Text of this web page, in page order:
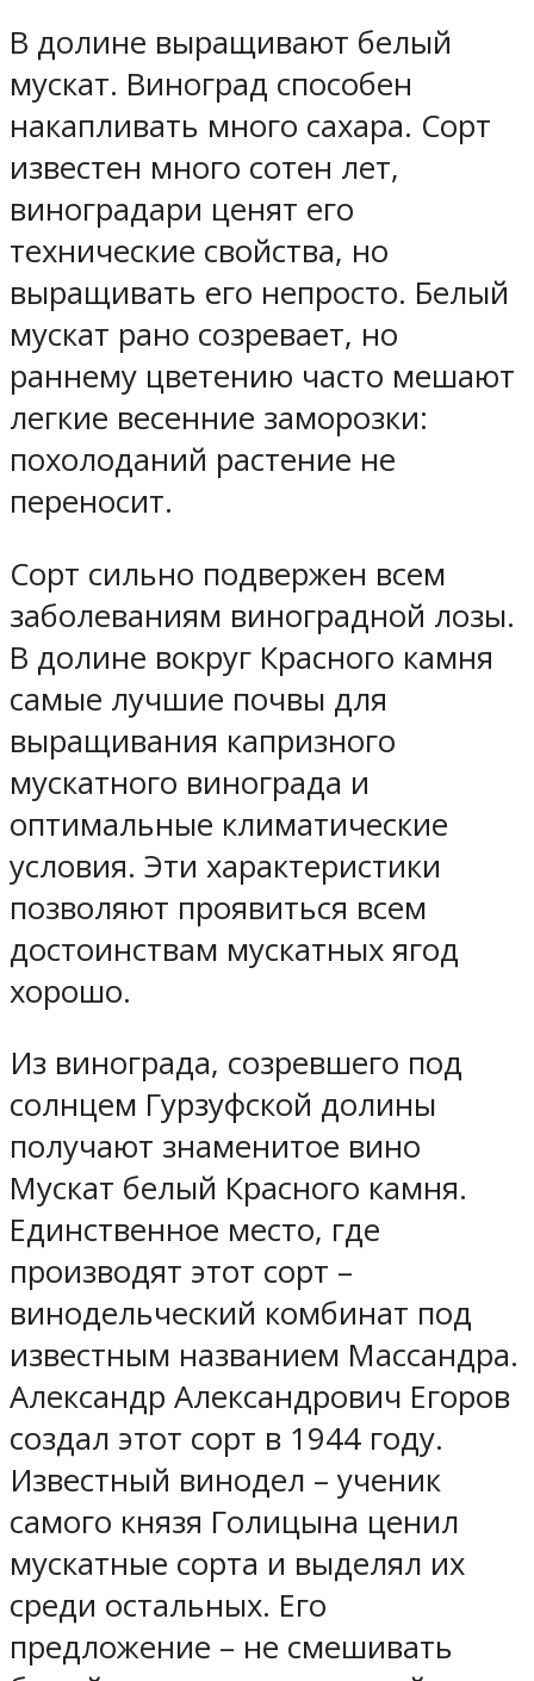
В долине выращивают белый
мускат. Виноград способен
накапливать много сахара. Сорт
известен много сотен лет,
виноградари ценят его
технические свойства, но
выращивать его непросто. Белый
мускат рано созревает, но
раннему цветению часто мешают
легкие весенние заморозки:
похолоданий растение не
переносит.
Сорт сильно подвержен всем
заболеваниям виноградной лозы.
В долине вокруг Красного камня
самые лучшие почвы для
выращивания капризного
мускатного винограда и
оптимальные климатические
условия. Эти характеристики
позволяют проявиться всем
достоинствам мускатных ягод
хорошо.
Из винограда, созревшего под
солнцем Гурзуфской долины
получают знаменитое вино
Мускат белый Красного камня.
Единственное место, где
производят этот сорт –
винодельческий комбинат под
известным названием Массандра.
Александр Александрович Егоров
создал этот сорт в 1944 году.
Известный винодел – ученик
самого князя Голицына ценил
мускатные сорта и выделял их
среди остальных. Его
предложение – не смешивать